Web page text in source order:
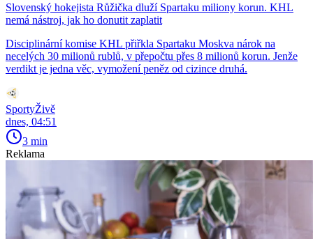
Slovenský hokejista Růžička dluží Spartaku miliony korun. KHL
nemá nástroj, jak ho donutit zaplatit
Disciplinární komise KHL přiřkla Spartaku Moskva nárok na
necelých 30 milionů rublů, v přepočtu přes 8 milionů korun. Jenže
verdikt je jedna věc, vymožení peněz od cizince druhá.
SportyŽivě
dnes, 04:51
3 min
Reklama